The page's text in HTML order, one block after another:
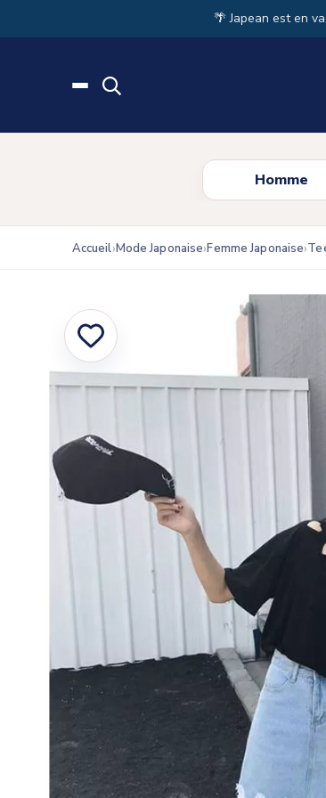
🌴 Japean est en
Homme
Accueil Mode Japonaise Femme Japonaise